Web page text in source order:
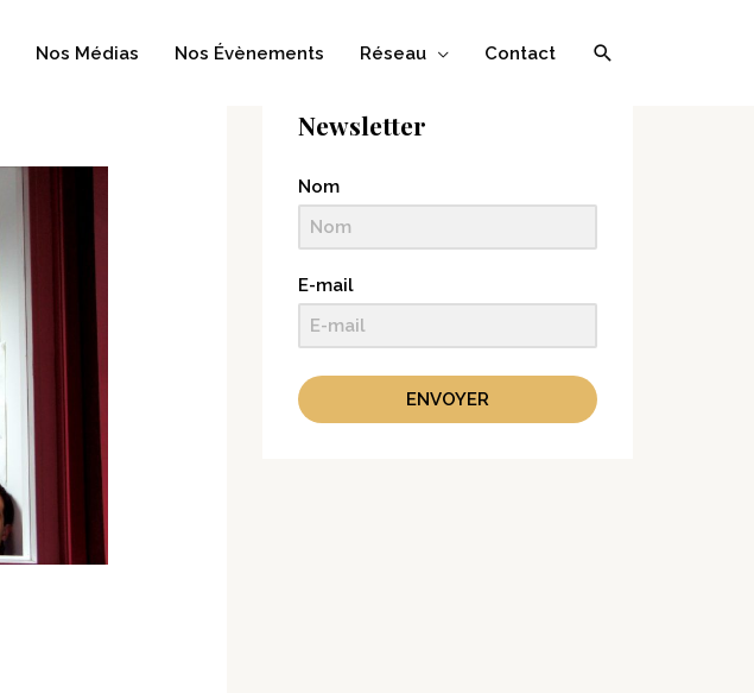
Nos Médias Nos Évènements Réseau Contact
Newsletter
Nom
E-mail
ENVOYER